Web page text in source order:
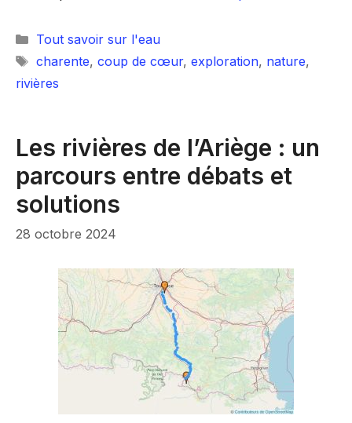
Catégories
Tout savoir sur l'eau
Étiquettes
charente, coup de cœur, exploration, nature,
rivières
Les rivières de l’Ariège : un
parcours entre débats et
solutions
28 octobre 2024